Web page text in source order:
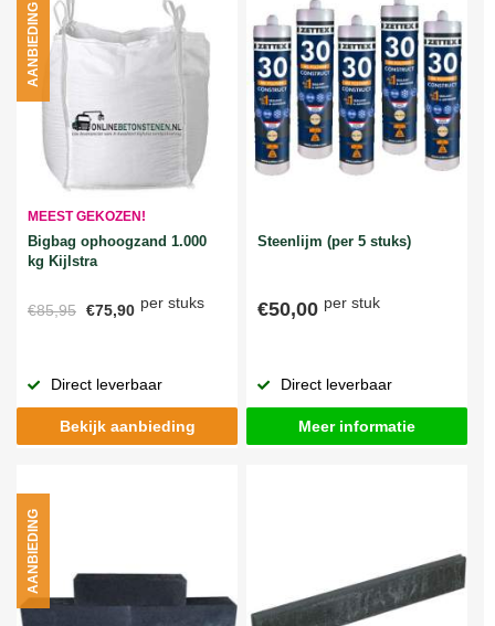
MEEST GEKOZEN!
Bigbag ophoogzand 1.000
kg Kijlstra
€85,95 €75,90 per stuks
AANBIEDING
Direct leverbaar
Bekijk aanbieding
Steenlijm (per 5 stuks)
€50,00 per stuk
Direct leverbaar
Meer informatie
AANBIEDING